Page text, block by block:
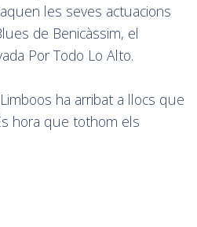
les seves actuacions
de Benicàssim, el
Por Todo Lo Alto.
ha arribat a llocs que
hora que tothom els